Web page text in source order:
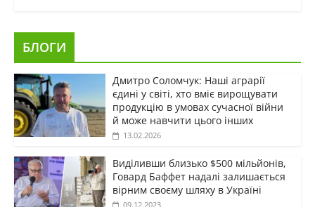
БЛОГИ
Дмитро Соломчук: Наші аграрії
єдині у світі, хто вміє вирощувати
продукцію в умовах сучасної війни
й може навчити цього інших
13.02.2026
Виділивши близько $500 мільйонів,
Говард Баффет надалі залишається
вірним своєму шляху в Україні
09.12.2023